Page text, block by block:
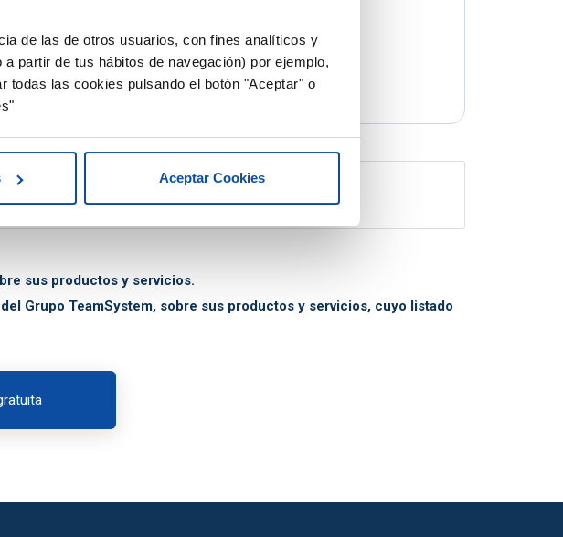
de las de otros usuarios, con fines analíticos y
partir de tus hábitos de navegación) por ejemplo,
todas las cookies pulsando el botón "Aceptar" o
Aceptar Cookies
Acceso a tus datos desde cualquier lugar.
Tus datos seguros en los servidores Azure de Microsoft.
sus productos y servicios.
Grupo TeamSystem, sobre sus productos y servicios, cuyo listado